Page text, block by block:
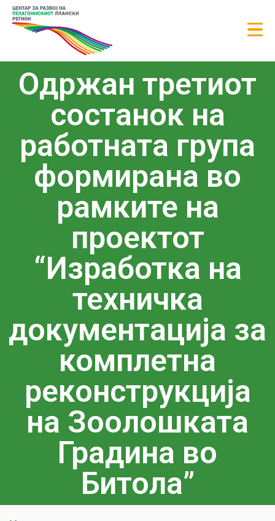
Oдржан третиот
состанок на
работната група
формирана во
рамките на
проектот
“Изработка на
техничка
документација за
комплетна
реконструкција
на Зоолошката
Градина во
Битола”